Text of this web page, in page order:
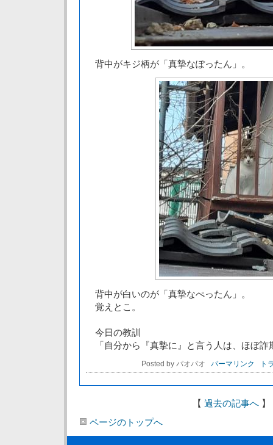
背中がキジ柄が「真摯なぽったん」。
背中が白いのが「真摯なぺったん」。
覚えとこ。
今日の教訓
「自分から『真摯に』と言う人は、ほぼ詐
Posted by パオパオ パーマリンク ト
【 過去の記事へ 】
ページのトップへ